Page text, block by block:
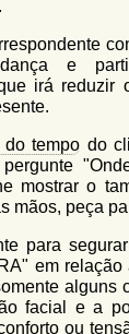
.
e
irá reduzir
do tempo do
pergunte
mostrar o
mãos, peça
para
em
alguns
facial e a
ou